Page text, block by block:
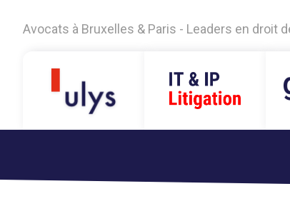
Avocats à Bruxelles & Paris - Leaders en droit